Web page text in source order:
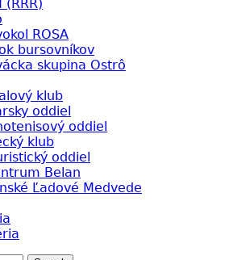
(RRR)
ROSA
bursovníkov
skupina Ostrô
klub
oddiel
oddiel
klub
oddiel
Belan
Ľadové Medvede